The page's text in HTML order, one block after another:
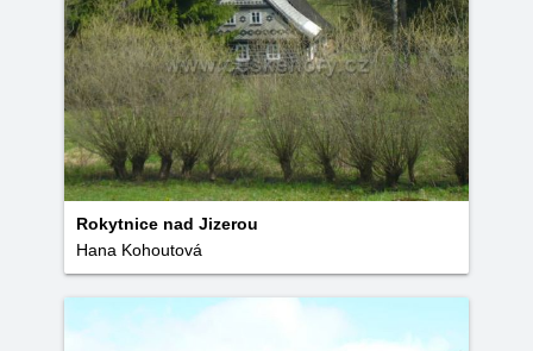
Rokytnice nad Jizerou
Hana Kohoutová